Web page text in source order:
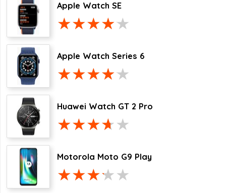
Apple Watch SE
Apple Watch Series 6
Huawei Watch GT 2 Pro
Motorola Moto G9 Play